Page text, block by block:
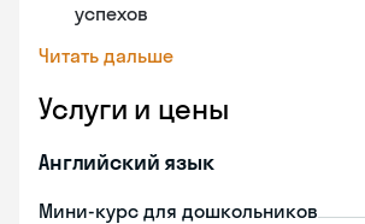
успехов
Читать дальше
Услуги и цены
Английский язык
Мини-курс для дошкольников